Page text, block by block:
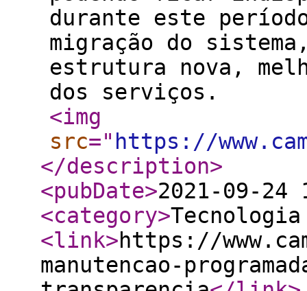
durante este
migração do
estrutura nova,
dos serviços.
<img
src=" https://
</description>
<pubDate>2021-09-24
<category>
<link>https://
manutencao-